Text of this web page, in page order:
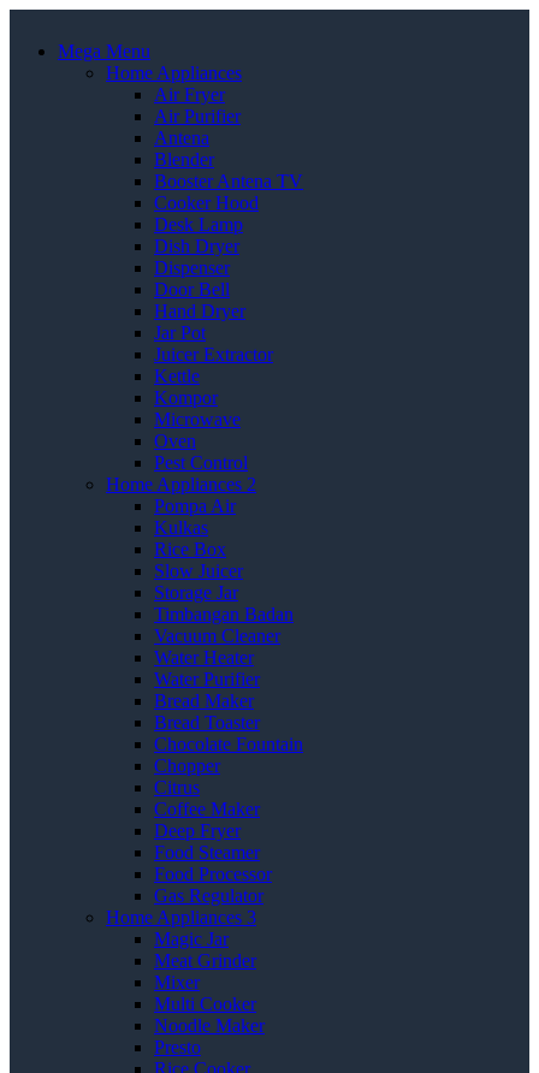
Mega Menu
Home Appliances
Air Fryer
Air Purifier
Antena
Blender
Booster Antena TV
Cooker Hood
Desk Lamp
Dish Dryer
Dispenser
Door Bell
Hand Dryer
Jar Pot
Juicer Extractor
Kettle
Kompor
Microwave
Oven
Pest Control
Home Appliances 2
Pompa Air
Kulkas
Rice Box
Slow Juicer
Storage Jar
Timbangan Badan
Vacuum Cleaner
Water Heater
Water Purifier
Bread Maker
Bread Toaster
Chocolate Fountain
Chopper
Citrus
Coffee Maker
Deep Fryer
Food Steamer
Food Processor
Gas Regulator
Home Appliances 3
Magic Jar
Meat Grinder
Mixer
Multi Cooker
Noodle Maker
Presto
Rice Cooker